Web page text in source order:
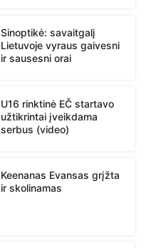
Sinoptikė: savaitgalį
Lietuvoje vyraus gaivesni
ir sausesni orai
U16 rinktinė EČ startavo
užtikrintai įveikdama
serbus (video)
Keenanas Evansas grįžta
ir skolinamas